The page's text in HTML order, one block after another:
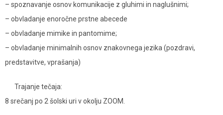
– spoznavanje osnov komunikacije z gluhimi in naglušnimi;
– obvladanje enoročne prstne abecede
– obvladanje mimike in pantomime;
– obvladanje minimalnih osnov znakovnega jezika (pozdravi,
predstavitve, vprašanja)
Trajanje tečaja:
8 srečanj po 2 šolski uri v okolju ZOOM.